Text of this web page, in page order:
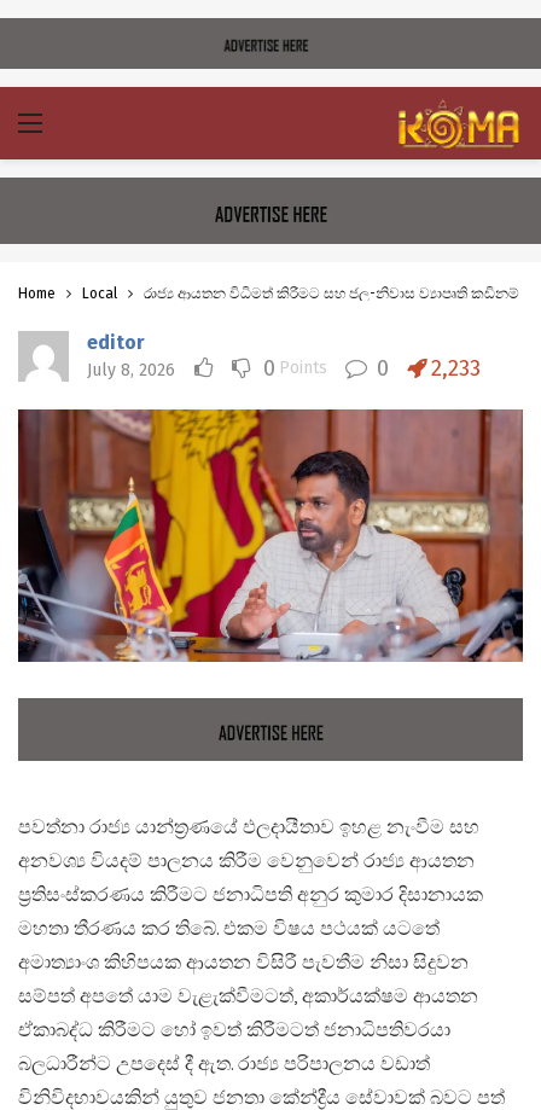
Home Local රාජ්‍ය ආයතන විධිමත් කිරීමට සහ ජල-නිවාස ව්‍යාපෘති කඩිනම්
editor
July 8, 2026 0 Points 0 2,233
පවත්නා රාජ්‍ය යාන්ත්‍රණයේ ඵලදායීතාව ඉහළ නැංවීම සහ
අනවශ්‍ය වියදම් පාලනය කිරීම වෙනුවෙන් රාජ්‍ය ආයතන
ප්‍රතිසංස්කරණය කිරීමට ජනාධිපති අනුර කුමාර දිසානායක
මහතා තීරණය කර තිබේ. එකම විෂය පථයක් යටතේ
අමාත්‍යාංශ කිහිපයක ආයතන විසිරී පැවතීම නිසා සිදුවන
සම්පත් අපතේ යාම වැළැක්වීමටත්, අකාර්යක්ෂම ආයතන
ඒකාබද්ධ කිරීමට හෝ ඉවත් කිරීමටත් ජනාධිපතිවරයා
බලධාරීන්ට උපදෙස් දී ඇත. රාජ්‍ය පරිපාලනය වඩාත්
විනිවිදභාවයකින් යුතුව ජනතා කේන්ද්‍රීය සේවාවක් බවට පත්